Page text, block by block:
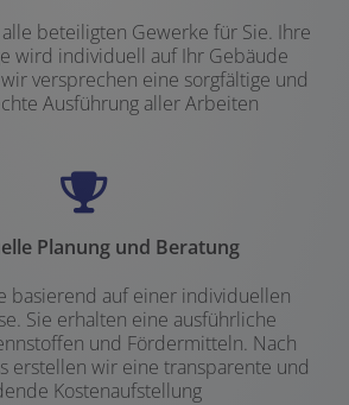
beteiligten Gewerke für Sie. Ihre
wird individuell auf Ihr Gebäude
versprechen eine sorgfältige und
Ausführung aller Arbeiten
Planung und Beratung
basierend auf einer individuellen
Sie erhalten eine ausführliche
und Fördermitteln. Nach
erstellen wir eine transparente und
Kostenaufstellung